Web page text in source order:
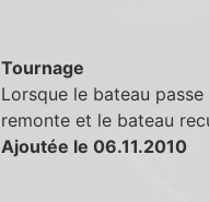
Tournage
Lorsque le bateau
remonte et le bateau
Ajoutée le 06.11.2010